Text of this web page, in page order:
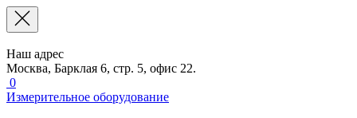
Наш адрес
Москва, Барклая 6, стр. 5, офис 22.
0
Измерительное оборудование